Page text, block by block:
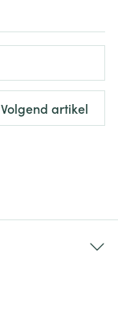
Volgend artikel